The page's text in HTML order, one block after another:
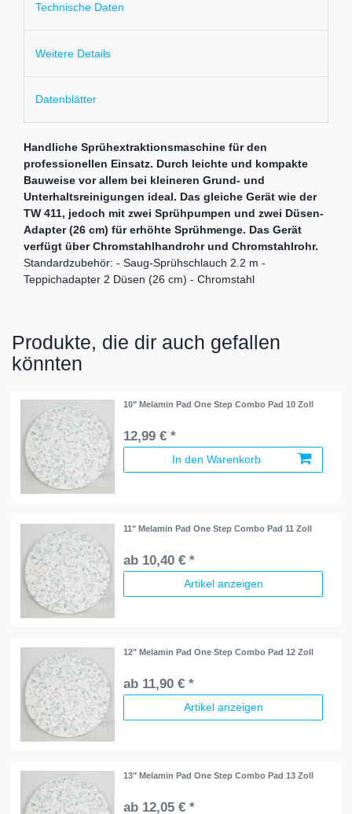
Technische Daten
Weitere Details
Datenblätter
Handliche Sprühextraktionsmaschine für den
professionellen Einsatz. Durch leichte und kompakte
Bauweise vor allem bei kleineren Grund- und
Unterhaltsreinigungen ideal. Das gleiche Gerät wie der
TW 411, jedoch mit zwei Sprühpumpen und zwei Düsen-
Adapter (26 cm) für erhöhte Sprühmenge. Das Gerät
verfügt über Chromstahlhandrohr und Chromstahlrohr.
Standardzubehör: - Saug-Sprühschlauch 2.2 m -
Teppichadapter 2 Düsen (26 cm) - Chromstahl
Produkte, die dir auch gefallen
könnten
10" Melamin Pad One Step Combo Pad 10 Zoll
12,99 € *
In den Warenkorb
11" Melamin Pad One Step Combo Pad 11 Zoll
ab 10,40 € *
Artikel anzeigen
12" Melamin Pad One Step Combo Pad 12 Zoll
ab 11,90 € *
Artikel anzeigen
13" Melamin Pad One Step Combo Pad 13 Zoll
ab 12,05 € *